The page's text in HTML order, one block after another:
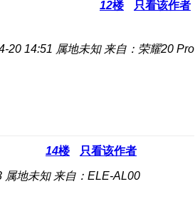
12楼 只看该作者
20 14:51 属地未知 来自：荣耀20 Pro
14楼 只看该作者
属地未知 来自：ELE-AL00